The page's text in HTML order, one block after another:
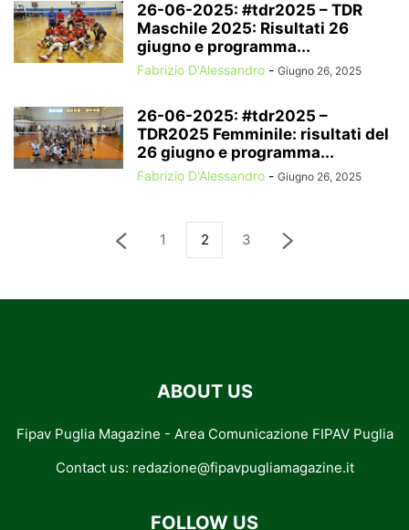
26-06-2025: #tdr2025 – TDR
Maschile 2025: Risultati 26
giugno e programma...
Fabrizio D'Alessandro - Giugno 26, 2025
26-06-2025: #tdr2025 –
TDR2025 Femminile: risultati del
26 giugno e programma...
Fabrizio D'Alessandro - Giugno 26, 2025
1 2 3
ABOUT US
Fipav Puglia Magazine - Area Comunicazione FIPAV Puglia
Contact us: redazione@fipavpugliamagazine.it
FOLLOW US